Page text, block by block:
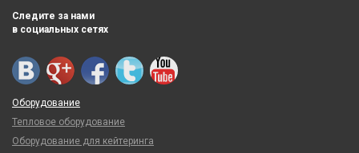
Следите за нами
в социальных сетях
Оборудование
Тепловое оборудование
Оборудование для кейтеринга